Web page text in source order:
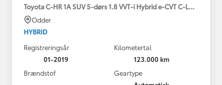
Toyota C-HR 1A SUV 5-dørs 1.8 VVT-i Hybrid e-CVT C-LUB -
Odder
HYBRID
Registreringsår
01-2019
Kilometertal
123.000 km
Brændstof
Geartype